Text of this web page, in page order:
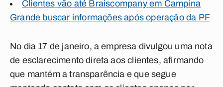
Clientes vão até Braiscompany em Campina
Grande buscar informações após operação da PF
No dia 17 de janeiro, a empresa divulgou uma nota
de esclarecimento direta aos clientes, afirmando
que mantém a transparência e que segue